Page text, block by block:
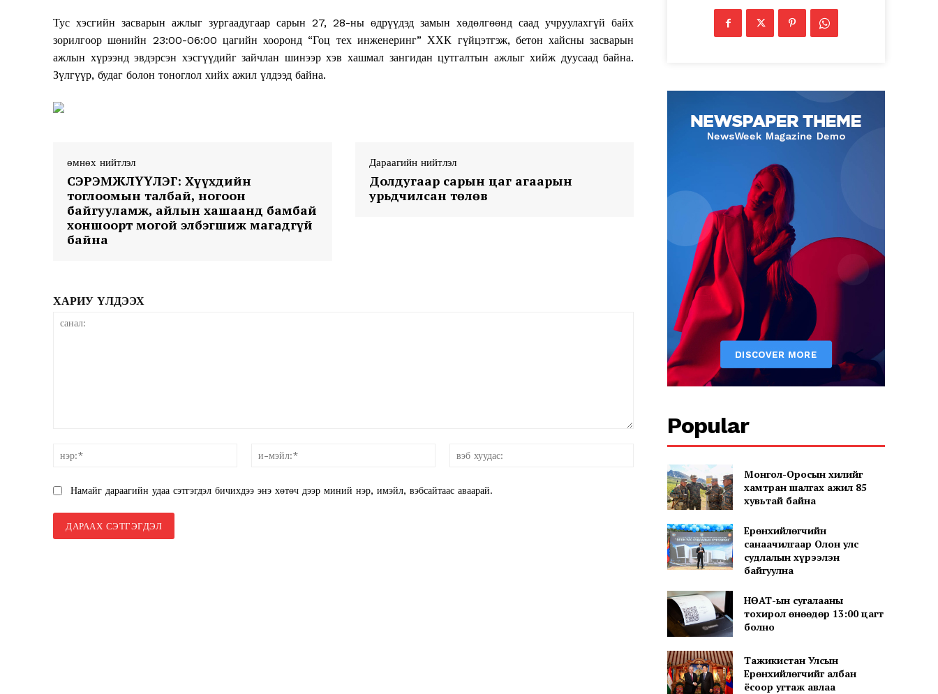
SUBSCRIBE NOW
Тус хэсгийн засварын ажлыг зургаадугаар сарын 27, 28-ны өдрүүдэд замын хөдөлгөөнд саад учруулахгүй байх
зорилгоор шөнийн 23:00-06:00 цагийн хооронд “Гоц тех инженеринг” ХХК гүйцэтгэж, бетон хайсны засварын
ажлын хүрээнд эвдэрсэн хэсгүүдийг зайчлан шинээр хэв хашмал зангидан цутгалтын ажлыг хийж дуусаад байна.
Зүлгүүр, будаг болон тоноглол хийх ажил үлдээд байна.
өмнөх нийтлэл
СЭРЭМЖЛҮҮЛЭГ: Хүүхдийн
тоглоомын талбай, ногоон
байгууламж, айлын хашаанд бамбай
хоншоорт могой элбэгшиж магадгүй
байна
Дараагийн нийтлэл
Долдугаар сарын цаг агаарын
урьдчилсан төлөв
ХАРИУ ҮЛДЭЭХ
хуудас:
Намайг дараагийн удаа сэтгэгдэл бичихдээ энэ хөтөч дээр миний нэр, имэйл, вэбсайтаас аваарай.
Popular
Монгол-Оросын хилийг
хамтран шалгах ажил 85
хувьтай байна
Ерөнхийлөгчийн
санаачилгаар Олон улс
судлалын хүрээлэн
байгуулна
НӨАТ-ын сугалааны
тохирол өнөөдөр 13:00 цагт
болно
Тажикистан Улсын
Ерөнхийлөгчийг албан
ёсоор угтаж авлаа